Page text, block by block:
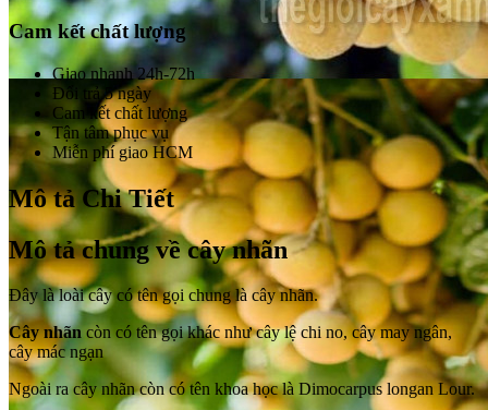
Cam kết chất lượng
Giao nhanh 24h-72h
Đổi trả 5 ngày
Cam kết chất lượng
Tận tâm phục vụ
Miễn phí giao HCM
Mô tả Chi Tiết
Mô tả chung về cây nhãn
Đây là loài cây có tên gọi chung là cây nhãn.
Cây nhãn còn có tên gọi khác như cây lệ chi no, cây may ngân,
cây mác ngạn
Ngoài ra cây nhãn còn có tên khoa học là Dimocarpus longan Lour.